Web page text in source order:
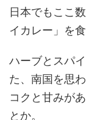
日本でもここ
イカレー」を
ハーブとスパ
た、南国を思
コクと甘みが
とか。